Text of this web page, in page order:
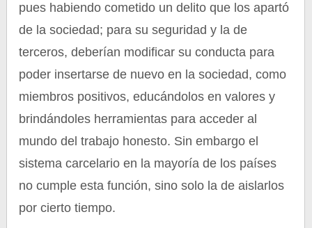
pues habiendo cometido un delito que los apartó
de la sociedad; para su seguridad y la de
terceros, deberían modificar su conducta para
poder insertarse de nuevo en la sociedad, como
miembros positivos, educándolos en valores y
brindándoles herramientas para acceder al
mundo del trabajo honesto. Sin embargo el
sistema carcelario en la mayoría de los países
no cumple esta función, sino solo la de aislarlos
por cierto tiempo.